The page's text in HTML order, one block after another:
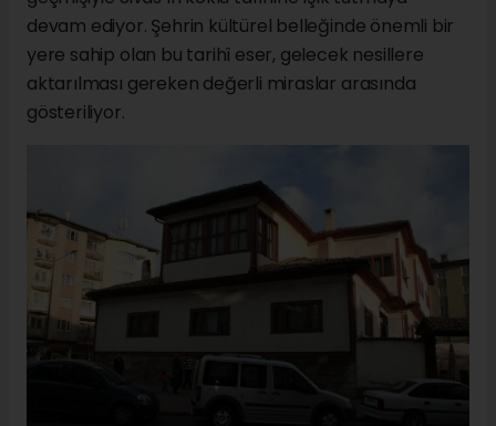
devam ediyor. Şehrin kültürel belleğinde önemli bir
yere sahip olan bu tarihî eser, gelecek nesillere
aktarılması gereken değerli miraslar arasında
gösteriliyor.